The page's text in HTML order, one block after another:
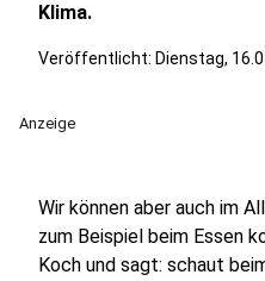
Klima.
Veröffentlicht: Dienstag,
Anzeige
Wir können aber auch im
zum Beispiel beim Essen
Koch und sagt: schaut